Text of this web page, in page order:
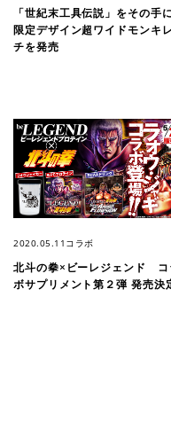
「世紀末工具伝説」をその手に
限定デザイン超ワイドモンキ
チを発売
2020.05.11 コラボ
北斗の拳×ビーレジェンド コ
ボサプリメント第２弾 発売決